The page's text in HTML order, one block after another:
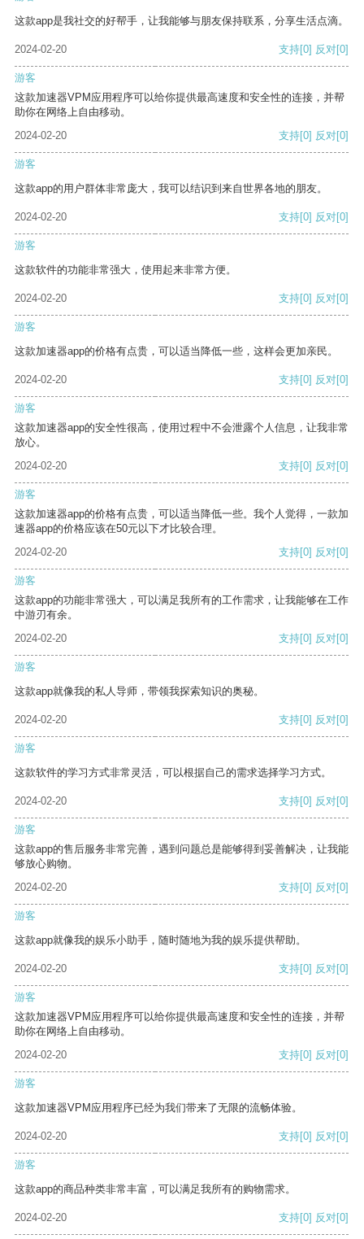
这款app是我社交的好帮手，让我能够与朋友保持联系，分享生活点滴。
2024-02-20 支持[0] 反对[0]
游客
这款加速器VPM应用程序可以给你提供最高速度和安全性的连接，并帮
助你在网络上自由移动。
2024-02-20
支持[0] 反对[0]
游客
这款app的用户群体非常庞大，我可以结识到来自世界各地的朋友。
2024-02-20 支持[0] 反对[0]
游客
这款软件的功能非常强大，使用起来非常方便。
2024-02-20 支持[0] 反对[0]
游客
这款加速器app的价格有点贵，可以适当降低一些，这样会更加亲民。
2024-02-20 支持[0] 反对[0]
游客
这款加速器app的安全性很高，使用过程中不会泄露个人信息，让我非常
放心。
2024-02-20
支持[0] 反对[0]
游客
这款加速器app的价格有点贵，可以适当降低一些。我个人觉得，一款加
速器app的价格应该在50元以下才比较合理。
2024-02-20
支持[0] 反对[0]
游客
这款app的功能非常强大，可以满足我所有的工作需求，让我能够在工作
中游刃有余。
2024-02-20
支持[0] 反对[0]
游客
这款app就像我的私人导师，带领我探索知识的奥秘。
2024-02-20 支持[0] 反对[0]
游客
这款软件的学习方式非常灵活，可以根据自己的需求选择学习方式。
2024-02-20 支持[0] 反对[0]
游客
这款app的售后服务非常完善，遇到问题总是能够得到妥善解决，让我能
够放心购物。
2024-02-20
支持[0] 反对[0]
游客
这款app就像我的娱乐小助手，随时随地为我的娱乐提供帮助。
2024-02-20 支持[0] 反对[0]
游客
这款加速器VPM应用程序可以给你提供最高速度和安全性的连接，并帮
助你在网络上自由移动。
2024-02-20
支持[0] 反对[0]
游客
这款加速器VPM应用程序已经为我们带来了无限的流畅体验。
2024-02-20 支持[0] 反对[0]
游客
这款app的商品种类非常丰富，可以满足我所有的购物需求。
2024-02-20 支持[0] 反对[0]